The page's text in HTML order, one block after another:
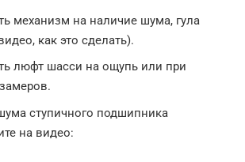
механизм на наличие шума, гула
как это сделать).
люфт шасси на ощупь или при
ступичного подшипника
на видео: